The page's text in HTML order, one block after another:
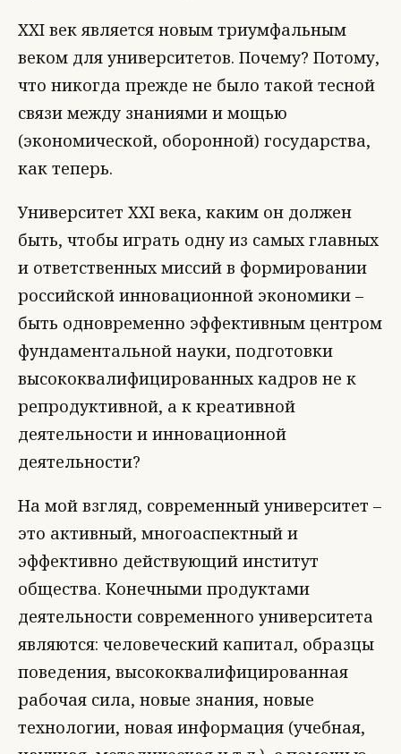
XXI век является новым триумфальным
веком для университетов. Почему? Потому,
что никогда прежде не было такой тесной
связи между знаниями и мощью
(экономической, оборонной) государства,
как теперь.
Университет XXI века, каким он должен
быть, чтобы играть одну из самых главных
и ответственных миссий в формировании
российской инновационной экономики –
быть одновременно эффективным центром
фундаментальной науки, подготовки
высококвалифицированных кадров не к
репродуктивной, а к креативной
деятельности и инновационной
деятельности?
На мой взгляд, современный университет –
это активный, многоаспектный и
эффективно действующий институт
общества. Конечными продуктами
деятельности современного университета
являются: человеческий капитал, образцы
поведения, высококвалифицированная
рабочая сила, новые знания, новые
технологии, новая информация (учебная,